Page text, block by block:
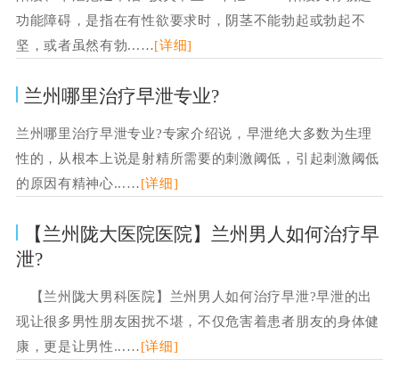
功能障碍，是指在有性欲要求时，阴茎不能勃起或勃起不
坚，或者虽然有勃...…[详细]
兰州哪里治疗早泄专业?
兰州哪里治疗早泄专业?专家介绍说，早泄绝大多数为生理
性的，从根本上说是射精所需要的刺激阈低，引起刺激阈低
的原因有精神心...…[详细]
【兰州陇大医院医院】兰州男人如何治疗早
泄?
【兰州陇大男科医院】兰州男人如何治疗早泄?早泄的出
现让很多男性朋友困扰不堪，不仅危害着患者朋友的身体健
康，更是让男性...…[详细]